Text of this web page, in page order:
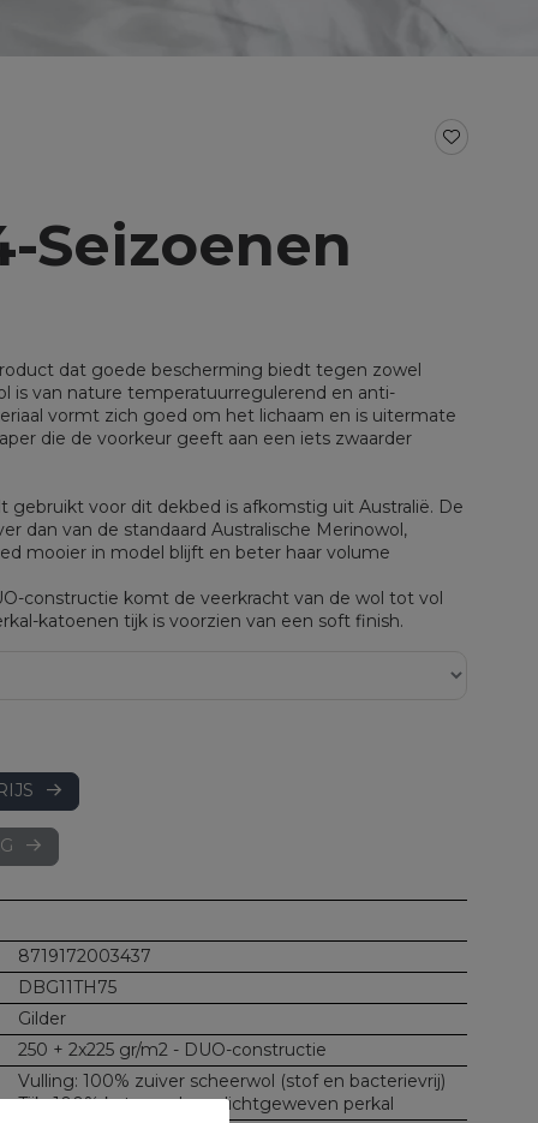
voor split
voor topper
Werkdoekjes
Seizoenen
dat goede bescherming biedt tegen zowel
is van nature temperatuurregulerend en anti-
vormt zich goed om het lichaam en is uitermate
die de voorkeur geeft aan een iets zwaarder
gebruikt voor dit dekbed is afkomstig uit Australië. De
dan van de standaard Australische Merinowol,
mooier in model blijft en beter haar volume
constructie komt de veerkracht van de wol tot vol
katoenen tijk is voorzien van een soft finish.
8719172003437
DBG11TH75
Gilder
250 + 2x225 gr/m2 - DUO-constructie
Vulling: 100% zuiver scheerwol (stof en bacterievrij)
Tijk: 100% katoen - luxe dichtgeweven perkal